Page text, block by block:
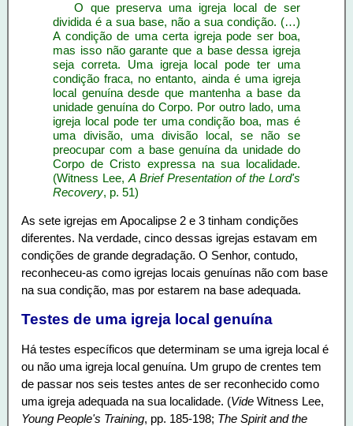
O que preserva uma igreja local de ser
dividida é a sua base, não a sua condição. (…)
A condição de uma certa igreja pode ser boa,
mas isso não garante que a base dessa igreja
seja correta. Uma igreja local pode ter uma
condição fraca, no entanto, ainda é uma igreja
local genuína desde que mantenha a base da
unidade genuína do Corpo. Por outro lado, uma
igreja local pode ter uma condição boa, mas é
uma divisão, uma divisão local, se não se
preocupar com a base genuína da unidade do
Corpo de Cristo expressa na sua localidade.
(Witness Lee, A Brief Presentation of the Lord's
Recovery, p. 51)
As sete igrejas em Apocalipse 2 e 3 tinham condições
diferentes. Na verdade, cinco dessas igrejas estavam em
condições de grande degradação. O Senhor, contudo,
reconheceu-as como igrejas locais genuínas não com base
na sua condição, mas por estarem na base adequada.
Testes de uma igreja local genuína
Há testes específicos que determinam se uma igreja local é
ou não uma igreja local genuína. Um grupo de crentes tem
de passar nos seis testes antes de ser reconhecido como
uma igreja adequada na sua localidade. (Vide Witness Lee,
Young People's Training, pp. 185-198; The Spirit and the